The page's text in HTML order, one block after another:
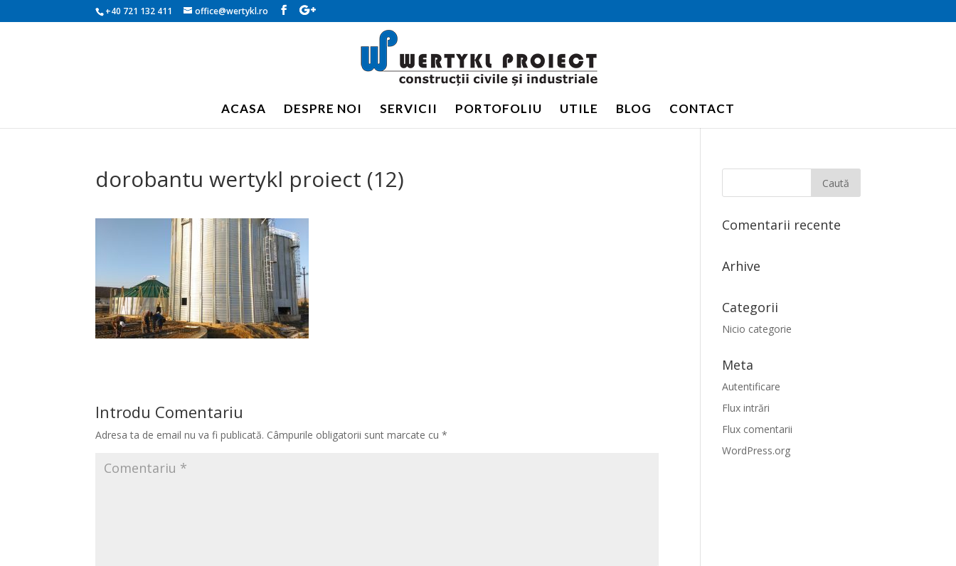
+40 721 132 411 office@wertykl.ro
ACASA DESPRE NOI SERVICII PORTOFOLIU UTILE BLOG CONTACT
dorobantu wertykl proiect (12)
Introdu Comentariu
Adresa ta de email nu va fi publicată. Câmpurile obligatorii sunt marcate cu*
Comentarii recente
Arhive
Categorii
Nicio categorie
Meta
Autentificare
Flux intrări
Flux comentarii
WordPress.org